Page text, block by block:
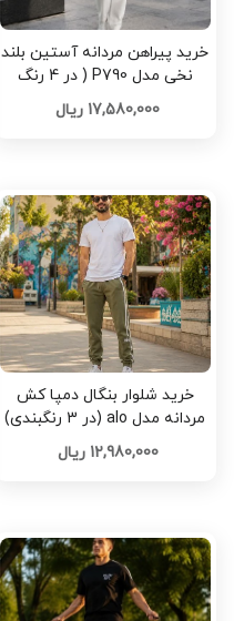
خرید پیراهن مردانه آستین بلند
نخی مدل P790 ( در 4 رنگ
بندی ) کدG889
17,580,000 ریال
خرید شلوار بنگال دمپا کش
مردانه مدل alo (در 3 رنگبندی)
کدA585
12,980,000 ریال